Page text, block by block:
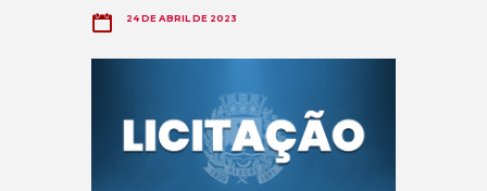
24 DE ABRIL DE 2023